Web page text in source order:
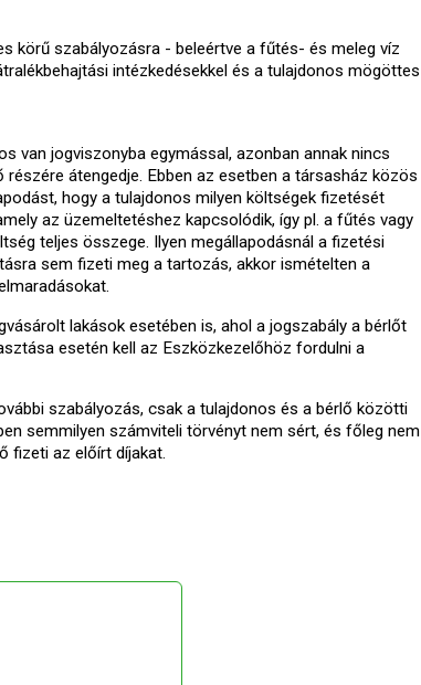
körű szabályozásra - beleértve a fűtés- és meleg víz
intézkedésekkel és a tulajdonos mögöttes
van jogviszonyba egymással, azonban annak nincs
átengedje. Ebben az esetben a társasház közös
hogy a tulajdonos milyen költségek fizetését
az üzemeltetéshez kapcsolódik, így pl. a fűtés vagy
teljes összege. Ilyen megállapodásnál a fizetési
sem fizeti meg a tartozás, akkor ismételten a
lakások esetében is, ahol a jogszabály a bérlőt
esetén kell az Eszközkezelőhöz fordulni a
szabályozás, csak a tulajdonos és a bérlő közötti
semmilyen számviteli törvényt nem sért, és főleg nem
fizeti az előírt díjakat.